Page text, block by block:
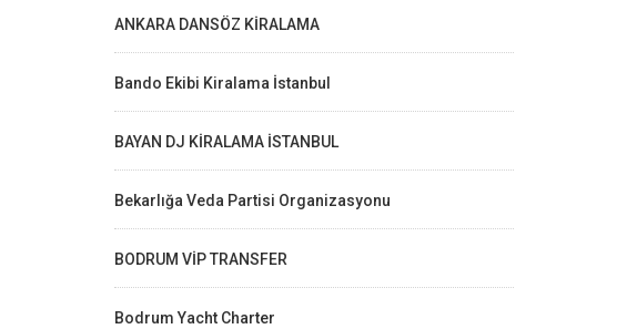
ANKARA DANSÖZ KİRALAMA
Bando Ekibi Kiralama İstanbul
BAYAN DJ KİRALAMA İSTANBUL
Bekarlığa Veda Partisi Organizasyonu
BODRUM VİP TRANSFER
Bodrum Yacht Charter